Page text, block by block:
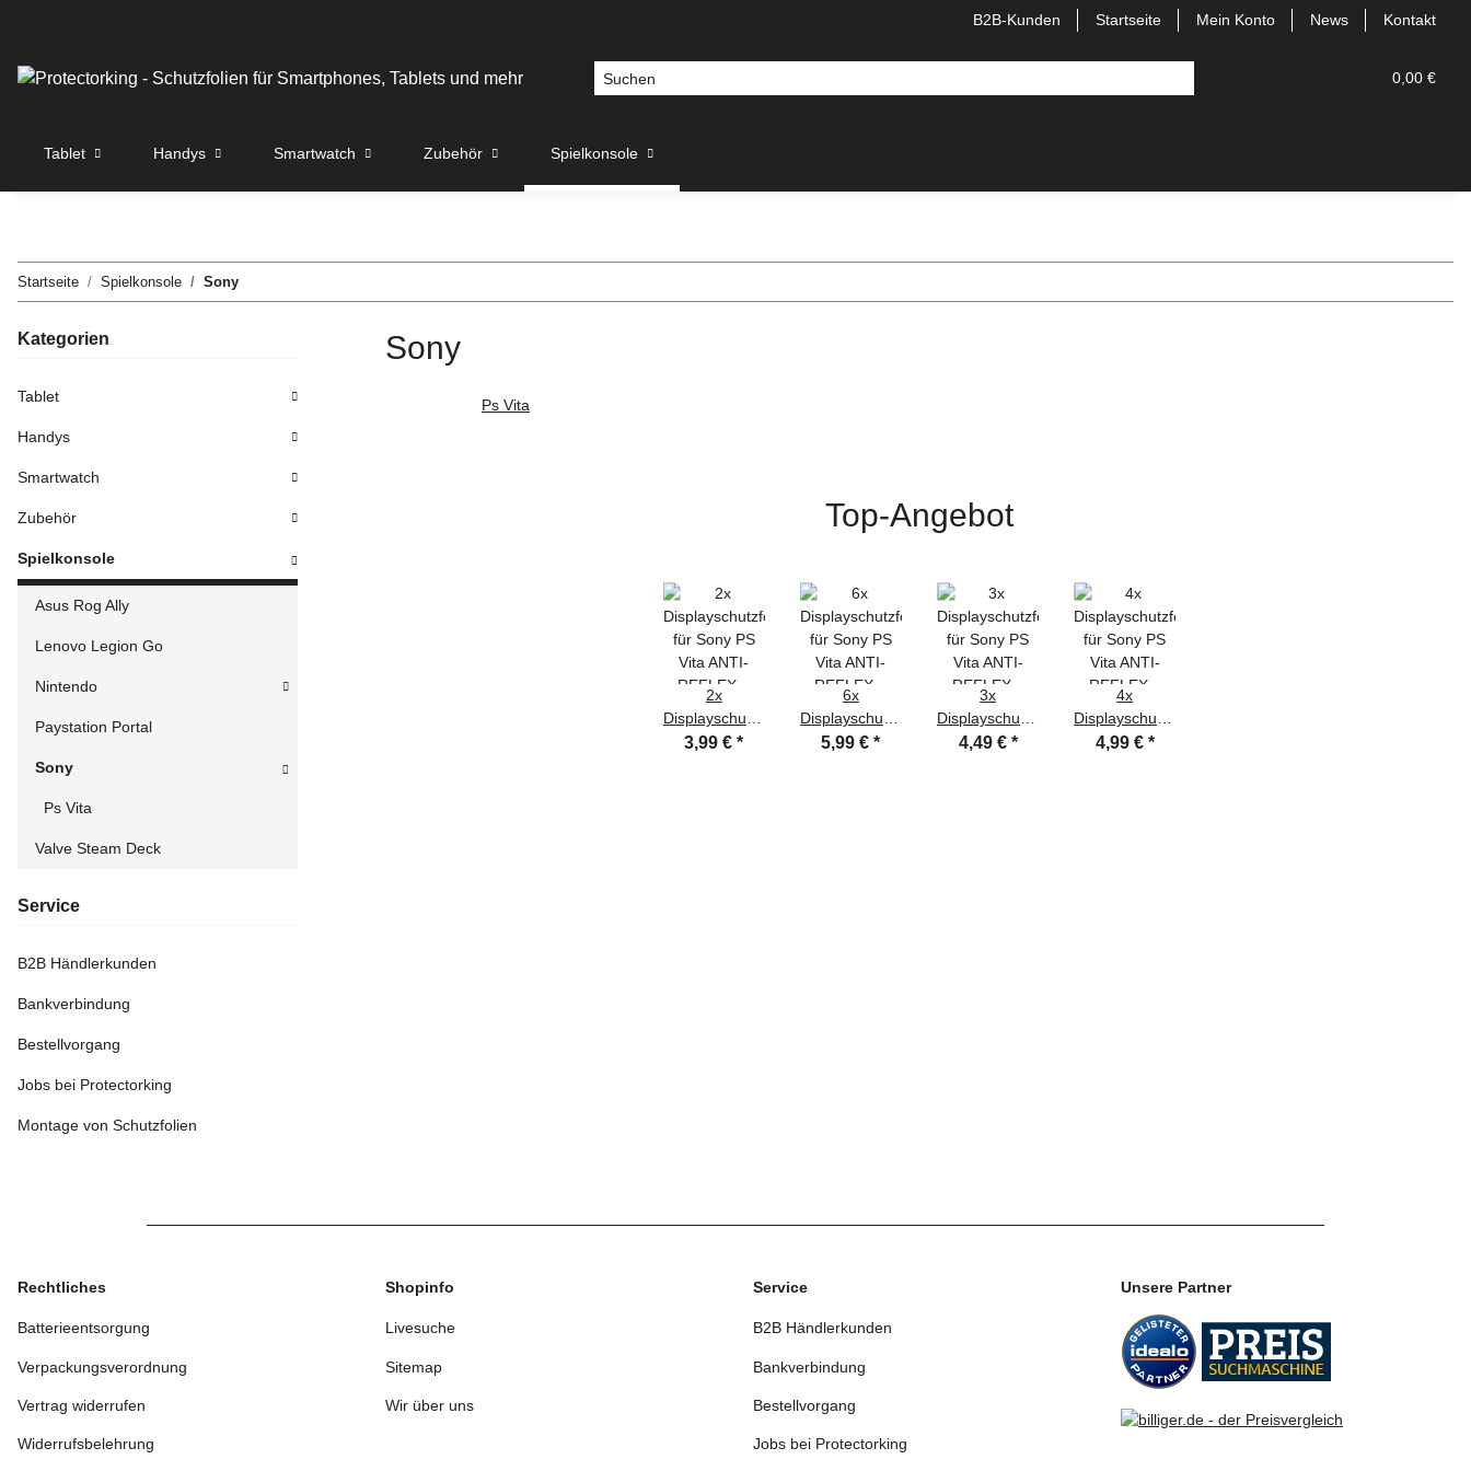
B2B-Kunden Startseite Mein Konto News Kontakt
0,00 €
Tablet Handys Smartwatch Zubehör Spielkonsole
Startseite Spielkonsole Sony
Sony
Ps Vita
Top-Angebot
2x
Displayschutzfolie
für Sony PS
3,99 €*
6x
Displayschutzfolie
für Sony PS
5,99 €*
3x
Displayschutzfolie
für Sony PS
4,49 € *
4x
Displayschutzfolie
für Sony PS
4,99 € *
Kategorien
Tablet
Handys
Smartwatch
Zubehör
Spielkonsole
Asus Rog Ally
Lenovo Legion Go
Nintendo
Paystation Portal
Sony
Ps Vita
Valve Steam Deck
Service
B2B Händlerkunden
Bankverbindung
Bestellvorgang
Jobs bei Protectorking
Montage von Schutzfolien
Rechtliches
Batterieentsorgung
Verpackungsverordnung
Vertrag widerrufen
Widerrufsbelehrung
Shopinfo
Livesuche
Sitemap
Wir über uns
Service
B2B Händlerkunden
Bankverbindung
Bestellvorgang
Jobs bei Protectorking
Unsere Partner